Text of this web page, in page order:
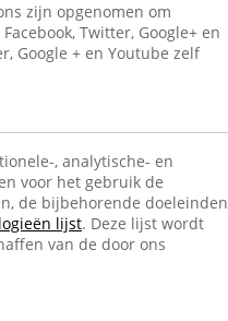
zijn opgenomen om
Twitter, Google+ en
Google + en Youtube zelf
, analytische- en
voor het gebruik de
de bijbehorende doeleinden
lijst. Deze lijst wordt
van de door ons